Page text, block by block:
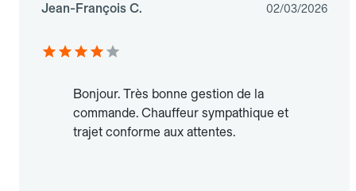
Jean-François C. 02/03/2026
Bonjour. Très bonne gestion de la
commande. Chauffeur sympathique et
trajet conforme aux attentes.